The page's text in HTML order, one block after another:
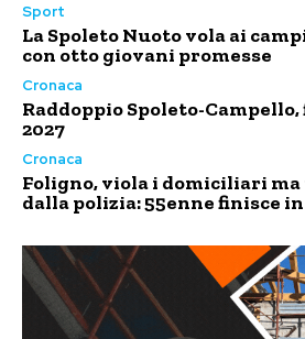
Sport
La Spoleto Nuoto vola ai
con otto giovani promesse
Cronaca
Raddoppio Spoleto-
2027
Cronaca
Foligno, viola i domiciliari ma
dalla polizia: 55enne finisce